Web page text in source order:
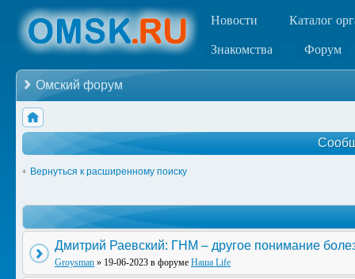
Новости Каталог
Знакомства Форум
Омский форум
Вернуться к расширенному поиску
Дмитрий Раевский: ГНМ – другое понимание
Groysman » 19-06-2023 в форуме Наша Life